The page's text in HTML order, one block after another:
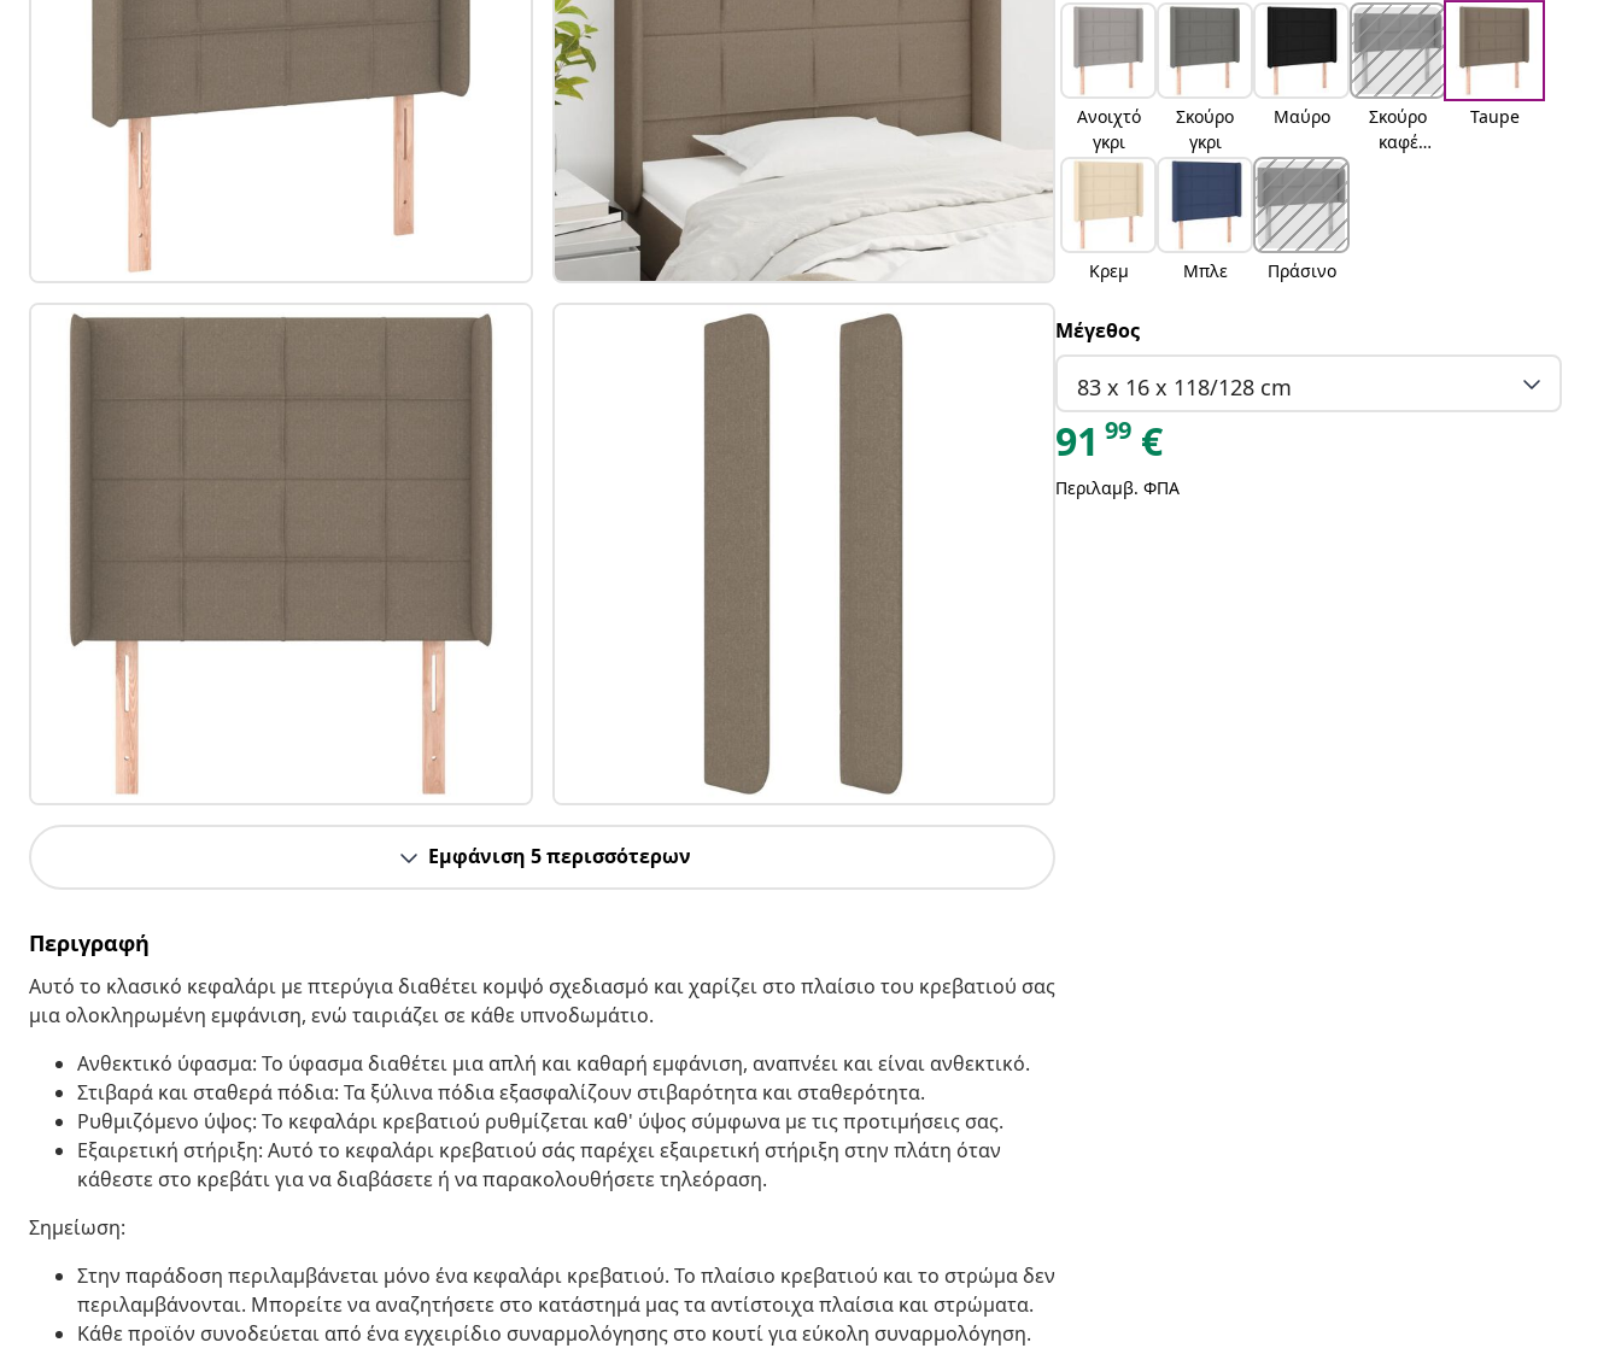
Εμφάνιση 5 περισσότερων
Περιγραφή
Αυτό το κλασικό κεφαλάρι με πτερύγια διαθέτει κομψό σχεδιασμό και χαρίζει στο πλαίσιο του κρεβατιού σας
μια ολοκληρωμένη εμφάνιση, ενώ ταιριάζει σε κάθε υπνοδωμάτιο.
Ανθεκτικό ύφασμα: Το ύφασμα διαθέτει μια απλή και καθαρή εμφάνιση, αναπνέει και είναι ανθεκτικό.
Στιβαρά και σταθερά πόδια: Τα ξύλινα πόδια εξασφαλίζουν στιβαρότητα και σταθερότητα.
Ρυθμιζόμενο ύψος: Το κεφαλάρι κρεβατιού ρυθμίζεται καθ' ύψος σύμφωνα με τις προτιμήσεις σας.
Εξαιρετική στήριξη: Αυτό το κεφαλάρι κρεβατιού σάς παρέχει εξαιρετική στήριξη στην πλάτη όταν
κάθεστε στο κρεβάτι για να διαβάσετε ή να παρακολουθήσετε τηλεόραση.
Σημείωση:
Στην παράδοση περιλαμβάνεται μόνο ένα κεφαλάρι κρεβατιού. Το πλαίσιο κρεβατιού και το στρώμα δεν
περιλαμβάνονται. Μπορείτε να αναζητήσετε στο κατάστημά μας τα αντίστοιχα πλαίσια και στρώματα.
Κάθε προϊόν συνοδεύεται από ένα εγχειρίδιο συναρμολόγησης στο κουτί για εύκολη συναρμολόγηση.
Ανοιχτό
γκρι
Σκούρο
γκρι
Μαύρο
Σκούρο
καφέ
Taupe
Κρεμ Μπλε Πράσινο
Μέγεθος
83 x 16 x 118/128 cm
91 99 €
Περιλαμβ. ΦΠΑ